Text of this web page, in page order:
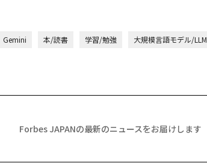
Gemini 本/読書 学習/勉強
大規模言語モデル/LLM
Forbes JAPANの最新のニュースをお届けします